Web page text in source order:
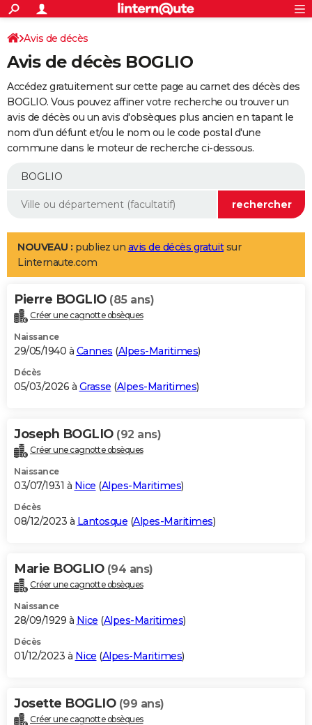
ACTUALITÉS
Politique
Société
Faits Divers
Education
Monde
Villes
+
SPORT
Coupe du monde 2026
Football
Tennis
Cyclisme
Rugby
Forum
Programme TV
TNT
Streaming
Cinéma
Sorties cinéma
Musique
+
FINANCE
Retraite
Epargne
Immobilier
Risques naturels par ville
Banque
Assurance
AUTO
Essais
Réserver un essai
Citadines
Berlines
SUV
Forum auto
+
Mobiles
Meilleur smartphone
Internet
Ordinateurs
Jeux vidéo
Guide high-tech
Aménagement intérieur
LIFESTYLE
Art de vivre
Bien-être
Loisirs
Mode
Modes de vie
Alimentation
Guide de la santé
Maladies
Médicaments
Sommeil
VOYAGE
Destinations
City break
Voyage nature
Voyage de noces
Forum
Climat
+PHOTO
GUIDES D'ACHAT
BONS PLANS
Carte de Noël
Carte Bonne année
Carte Saint-Valentin
Carte Pâques
Carte d'anniversaire
DICTIONNAIRE
Dictionnaire
Biographies
Citations
Expressions
Proverbes
PROGRAMME TV
S'inscrire
Se connecter
Lycées
Collèges
Primaires
Universités
Entreprises
Service militaire
Avis de recherche
AVIS DE DÉCÈS
Bricolage
Lifestyle
Culture
Sport
Auto
Television
Voyage
Cinema
Avis de décès
Avis de décès BOGLIO
Accédez gratuitement sur cette page au carnet des décès des
BOGLIO. Vous pouvez affiner votre recherche ou trouver un
avis de décès ou un avis d'obsèques plus ancien en tapant le
nom d'un défunt et/ou le nom ou le code postal d'une
commune dans le moteur de recherche ci-dessous.
NOUVEAU : publiez un avis de décès gratuitsur
Linternaute.com
Pierre BOGLIO (85 ans)
Créer une cagnotte obsèques
Naissance
29/05/1940 à Cannes (Alpes-Maritimes)
Décès
05/03/2026 à Grasse (Alpes-Maritimes)
Joseph BOGLIO (92 ans)
Créer une cagnotte obsèques
Naissance
03/07/1931 à Nice (Alpes-Maritimes)
Décès
08/12/2023 à Lantosque (Alpes-Maritimes)
Marie BOGLIO (94 ans)
Créer une cagnotte obsèques
Naissance
28/09/1929 à Nice (Alpes-Maritimes)
Décès
01/12/2023 à Nice (Alpes-Maritimes)
Josette BOGLIO (99 ans)
Créer une cagnotte obsèques